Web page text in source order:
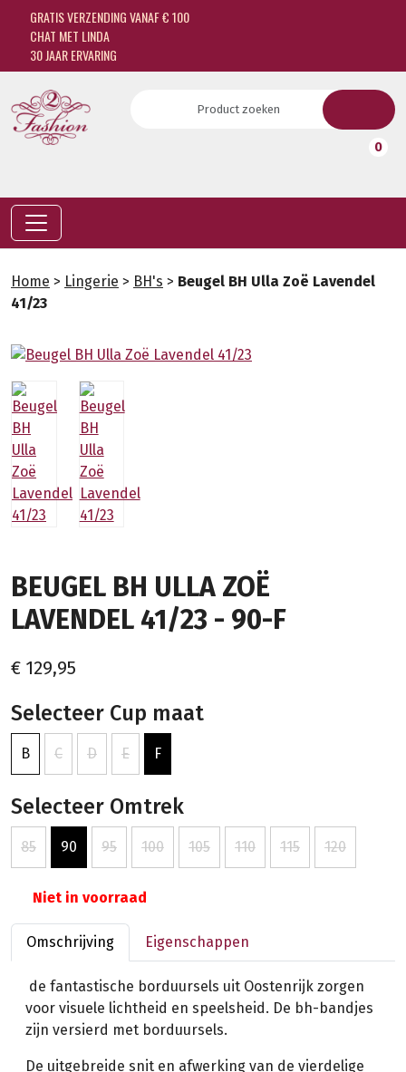
GRATIS VERZENDING VANAF € 100
CHAT MET LINDA
30 JAAR ERVARING
0
Home > Lingerie > BH's > Beugel BH Ulla Zoë Lavendel
41/23
BEUGEL BH ULLA ZOË
LAVENDEL 41/23 - 90-F
€ 129,95
Selecteer Cup maat
B C D E F
Selecteer Omtrek
85 90 95 100 105 110 115 120
Niet in voorraad
Omschrijving Eigenschappen
de fantastische borduursels uit Oostenrijk zorgen
voor visuele lichtheid en speelsheid. De bh-bandjes
zijn versierd met borduursels.
De uitgebreide snit en afwerking van de vierdelige